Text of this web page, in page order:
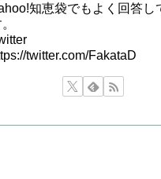
知恵袋でもよく回答し
twitter.com/FakataD